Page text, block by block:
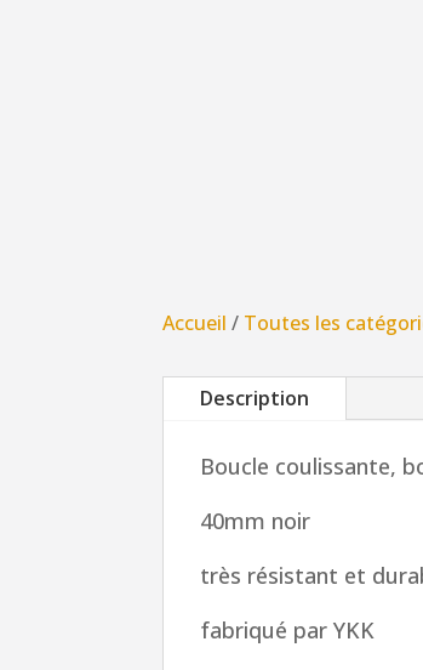
Accueil / Toutes les
Description
Boucle coulissante,
40mm noir
très résistant et
fabriqué par YKK